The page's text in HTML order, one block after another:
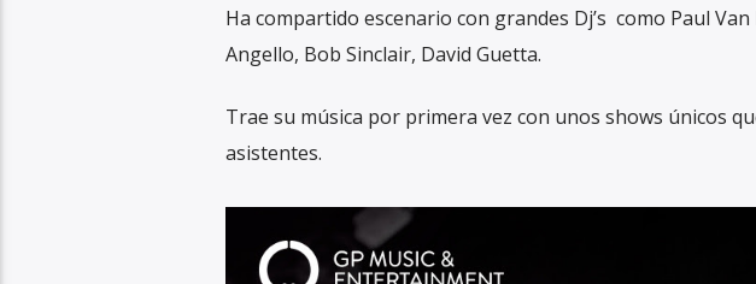
Ha compartido escenario con grandes Dj’s como Paul
Angello, Bob Sinclair, David Guetta.
Trae su música por primera vez con unos shows únicos
asistentes.